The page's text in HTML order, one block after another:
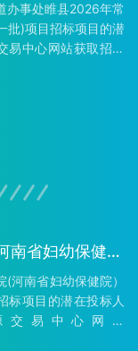
楼村、陈庄村及候庙
式：竞争性磋商 4、
限价：1494577.65
办事处睢县2026年常
批)项目招标项目的潜
易中心网站获取招标
情况 1、项目编号：
称：睢县人民政府董
郑州大学第三附属医院(河南省妇幼保健院）腔镜内窥镜单孔手术系统项目-公开招标公告（二次）
河南省妇幼保健院）
标项目的潜在投标人
易中心网站